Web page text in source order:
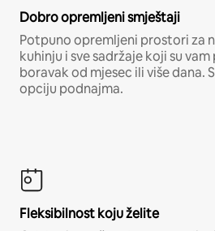
Dobro opremljeni smještaji
Potpuno opremljeni prostori za
kuhinju i sve sadržaje koji su
boravak od mjesec ili više dana.
opciju podnajma.
Fleksibilnost koju želite